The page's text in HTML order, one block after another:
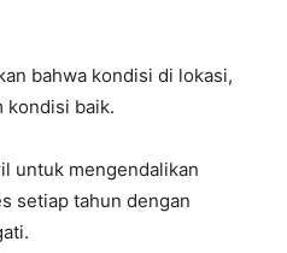
bahwa kondisi di lokasi,
kondisi baik.
untuk mengendalikan
setiap tahun dengan